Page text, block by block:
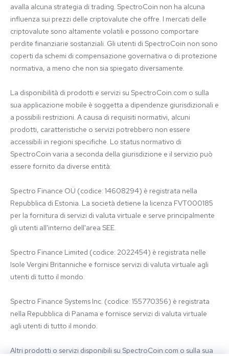
avalla alcuna strategia di trading. SpectroCoin non ha alcuna
influenza sui prezzi delle criptovalute che offre. I mercati delle
criptovalute sono altamente volatili e possono comportare
perdite finanziarie sostanziali. Gli utenti di SpectroCoin non sono
coperti da schemi di compensazione governativa o di protezione
normativa, a meno che non sia spiegato diversamente.
La disponibilità di prodotti e servizi su SpectroCoin.com o sulla
sua applicazione mobile è soggetta a dipendenze giurisdizionali e
a possibili restrizioni. A causa di requisiti normativi, alcuni
prodotti, caratteristiche o servizi potrebbero non essere
accessibili in regioni specifiche. Lo status normativo di
SpectroCoin varia a seconda della giurisdizione e il servizio può
essere fornito da diverse entità:
Spectro Finance OÜ (codice: 14608294) è registrata nella
Repubblica di Estonia. La società detiene la licenza FVT000185
per la fornitura di servizi di valuta virtuale e serve principalmente
gli utenti all'interno dell'area SEE.
Spectro Finance Limited (codice: 2022454) è registrata nelle
Isole Vergini Britanniche e fornisce servizi di valuta virtuale agli
utenti di tutto il mondo.
Spectro Finance Systems Inc. (codice: 155770356) è registrata
nella Repubblica di Panama e fornisce servizi di valuta virtuale
agli utenti di tutto il mondo.
Altri prodotti o servizi disponibili su SpectroCoin.com o sulla sua